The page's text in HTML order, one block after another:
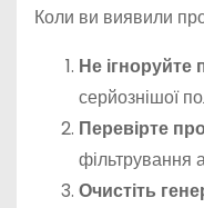
Коли ви виявили
Не ігноруйте
серйознішої
Перевірте
фільтрування
Очистіть